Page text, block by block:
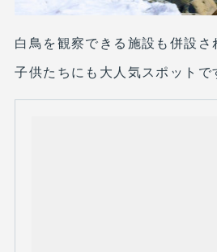
白鳥を観察できる施設も併設さ
子供たちにも大人気スポットで